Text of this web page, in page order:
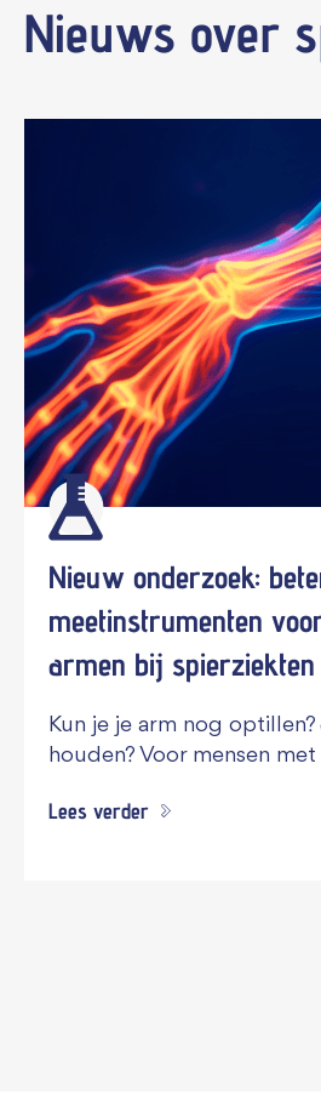
Nieuws over
Nieuw onderzoek:
meetinstrumenten
armen bij spierziekten
Kun je je arm nog
houden? Voor mensen
Lees verder